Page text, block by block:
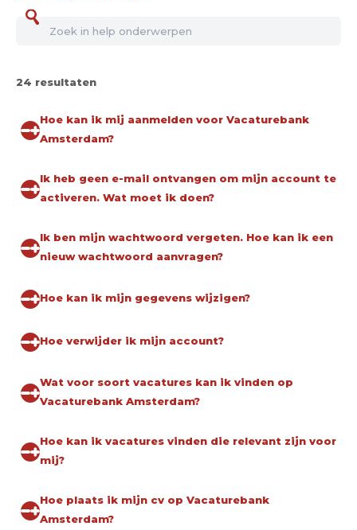
24 resultaten
Hoe kan ik mij aanmelden voor Vacaturebank
Amsterdam?
Ik heb geen e-mail ontvangen om mijn account te
activeren. Wat moet ik doen?
Ik ben mijn wachtwoord vergeten. Hoe kan ik een
nieuw wachtwoord aanvragen?
Hoe kan ik mijn gegevens wijzigen?
Hoe verwijder ik mijn account?
Wat voor soort vacatures kan ik vinden op
Vacaturebank Amsterdam?
Hoe kan ik vacatures vinden die relevant zijn voor
mij?
Hoe plaats ik mijn cv op Vacaturebank
Amsterdam?